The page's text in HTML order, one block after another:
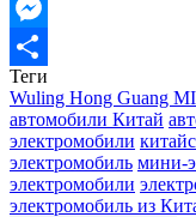
Email
Messenger
Отправить
Теги
Wuling Hong Guang
автомобили Китай
электромобили
электромобиль мини-
электромобили
электромобиль из